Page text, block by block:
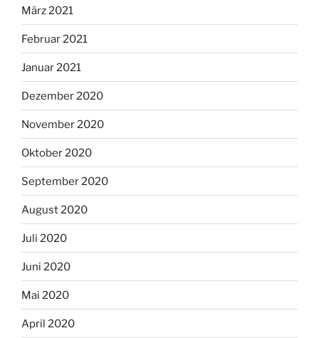
März 2021
Februar 2021
Januar 2021
Dezember 2020
November 2020
Oktober 2020
September 2020
August 2020
Juli 2020
Juni 2020
Mai 2020
April 2020